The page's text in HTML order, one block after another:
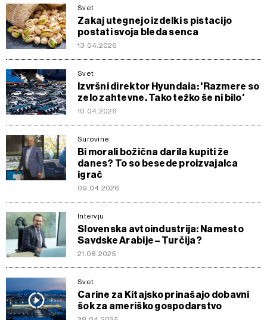
Svet
Zakaj utegnejo izdelki s pistacijo
postati svoja bleda senca
13.04.2026
Svet
Izvršni direktor Hyundaia: 'Razmere so
zelo zahtevne. Tako težko še ni bilo'
10.04.2026
Surovine
Bi morali božična darila kupiti že
danes? To so besede proizvajalca
igrač
09.04.2026
Intervju
Slovenska avtoindustrija: Namesto
Savdske Arabije – Turčija?
21.08.2025
Svet
Carine za Kitajsko prinašajo dobavni
šok za ameriško gospodarstvo